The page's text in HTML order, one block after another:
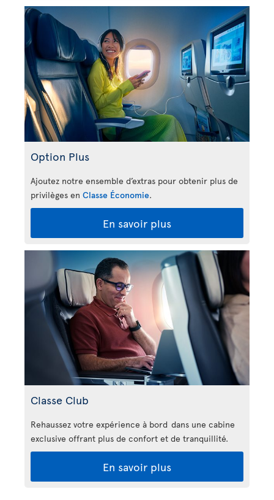
Option Plus
Ajoutez notre ensemble d’extras pour obtenir plus de
privilèges en Classe Économie.
En savoir plus
Classe Club
Rehaussez votre expérience à bord dans une cabine
exclusive offrant plus de confort et de tranquillité.
En savoir plus